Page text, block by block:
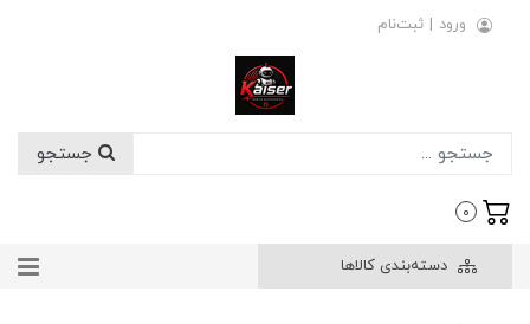
ورود | ثبت‌نام
0
دسته‌بندی کالاها